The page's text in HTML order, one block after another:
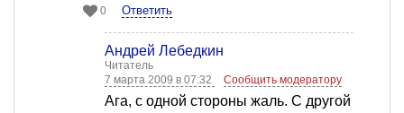
0 Ответить
Андрей Лебедкин
Читатель
7 марта 2009 в 07:32
Сообщить модератору
Ага, с одной стороны жаль. С другой